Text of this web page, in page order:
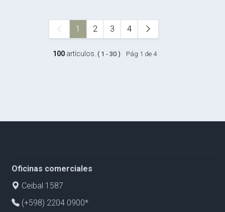
1 2 3 4
100artículos. ( 1 - 30 ) Pág 1 de 4
Oficinas comerciales
Ceibal 1587
(+598) 2204 0900*